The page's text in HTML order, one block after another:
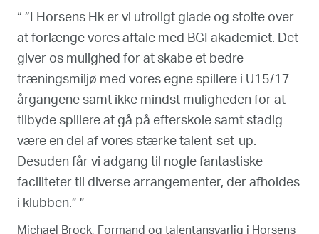
“ ”I Horsens Hk er vi utroligt glade og stolte over
at forlænge vores aftale med BGI akademiet. Det
giver os mulighed for at skabe et bedre
træningsmiljø med vores egne spillere i U15/17
årgangene samt ikke mindst muligheden for at
tilbyde spillere at gå på efterskole samt stadig
være en del af vores stærke talent-set-up.
Desuden får vi adgang til nogle fantastiske
faciliteter til diverse arrangementer, der afholdes
i klubben.” ”
Michael Brock, Formand og talentansvarlig i Horsens